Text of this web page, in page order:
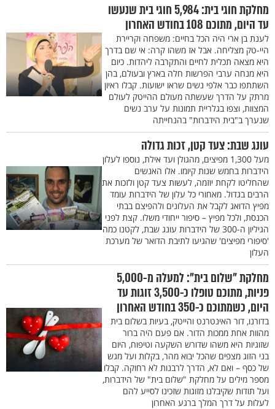
מחלקת חוגי בית: 5,984 חוגי בית שנעשו
עד היום, מתוכם 108 בחודש האחרון
לענת בן ארי היה הכל בחיים: משפחה וקריירת
היי-טק מצליחה. אבל אז משהו קרה: אי שם בדרך
היא מצאה תכלית לחיים והתקרבה ליהדות. כיום
היא מנחה ערבי הפרשות חלה בארץ ובעולם, בהן
השתתפו כבר אלפי נשים שראו ישועות. קבלו ראיון
מרתק על הדרך שעשתה מעולם ההייטק לעולם
המצוות, וצפו בגלריית תמונות על ערב נשים
שנערך ב"בית הידברות" בהנחייתה
עונג שבת: צעד קטן, זכות גדולה
מעל 1,300 מפיצים, מהגולן ועד אילת, נוספו לעלון
הידברות בחמש שנות קיומו. אלו האנשים
שהחליטו לקחת יוזמה, לעשות צעד קטן ולזכות את
הרבים בגדול. מאחורי כל עלון של הידברות עומד
מפיץ הדואג לקבל את העלונים ולהפיצם בבתי
הכנסת, ולכל מפיץ – סיפור ייחודי משלו. קצת לפני
הגיליון ה-300 של הידברות עונג שבת, לקטנו כמה
'סיפורי מפיצים' שהגיעו לתיבת הדואר של מערכת
העלון
מחלקת "שלום בית": למעלה מ-5,000
פניות, מתוכם טופלו כ-3,500 זוגות עד
היום, כשמתוכם כ-350 בחודש האחרון
בדורנו, דור האינטרנט והייטק, בעיות בשלום בית
מהוות אחת ממכות הדור. אם פעם היה ברור
שזוגיות היא משהו שדורש השקעה וטיפוח, היום
בני הזוג מצפים שהכל יבוא מהר, בקלות ועל מגש
של כסף – ואם לא, הדרך לרבנות לא רחוקה. קבלו
מספר מילים על מחלקת "שלום בית" של הידברות,
ועל תודות שקיבלנו מזוגות שזכינו לסייע להם
לעלות על דרך המלך ברגע האחרון